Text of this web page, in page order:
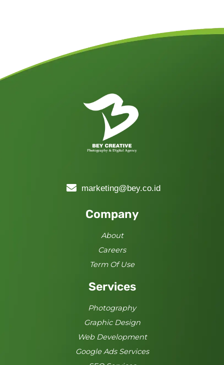
marketing@bey.co.id
Company
About
Careers
Term Of Use
Services
Photography
Graphic Design
Web Development
Google Ads Services